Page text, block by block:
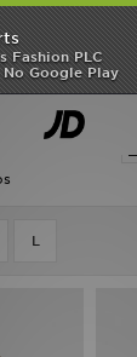
Fashion PLC
No Google Play
Jordan
L